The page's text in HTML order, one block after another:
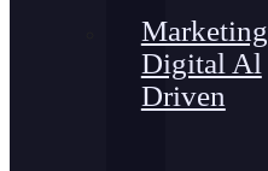
Marketing
Digital Al
Driven